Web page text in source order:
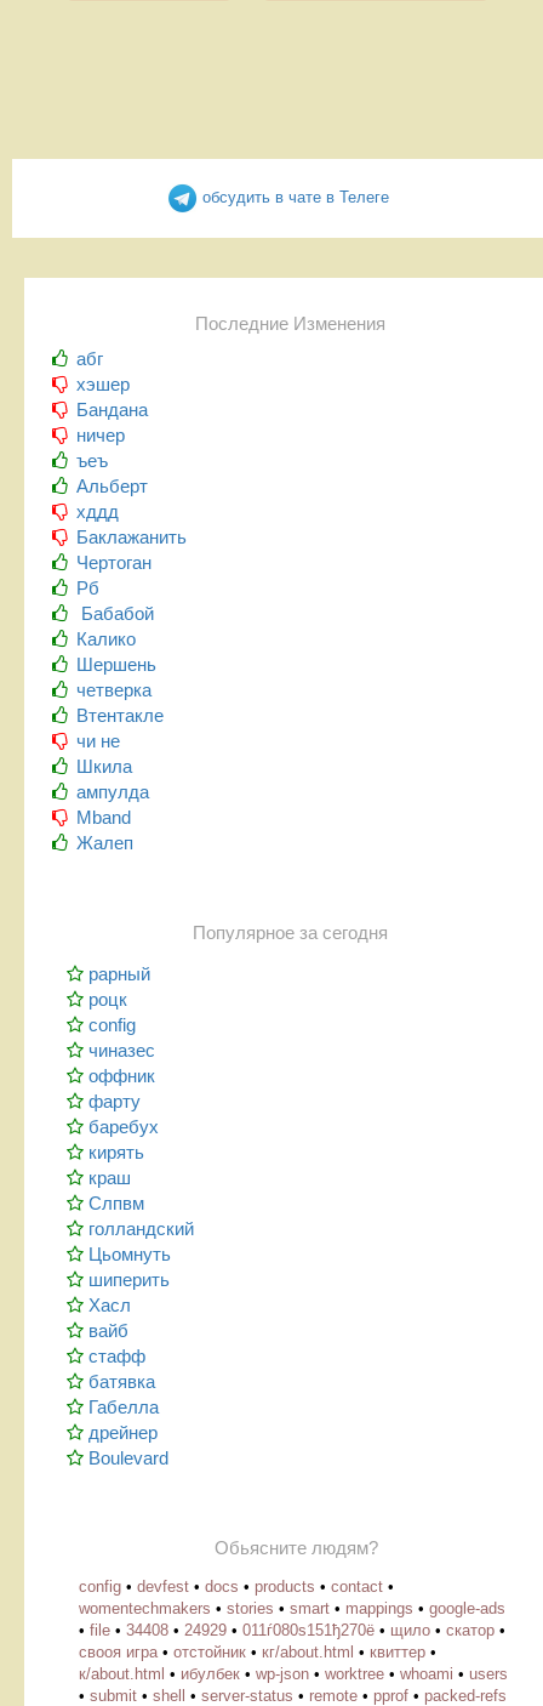
обсудить в чате в Телеге
Последние Изменения
абг
хэшер
Бандана
ничер
ъеъ
Альберт
хддд
Баклажанить
Чертоган
Рб
Бабабой
Калико
Шершень
четверка
Втентакле
чи не
Шкила
ампулда
Mband
Жалеп
Популярное за сегодня
рарный
роцк
config
чиназес
оффник
фарту
баребух
кирять
краш
Слпвм
голландский
Цьомнуть
шиперить
Хасл
вайб
стафф
батявка
Габелла
дрейнер
Boulevard
Обьясните людям?
config • devfest • docs • products • contact •
womentechmakers • stories • smart • mappings • google-ads
• file • 34408 • 24929 • 011ѓ080ѕ151ђ270ё • щило • скатор •
свооя игра • отстойник • кг/about.html • квиттер •
к/about.html • ибулбек • wp-json • worktree • whoami • users
• submit • shell • server-status • remote • pprof • packed-refs